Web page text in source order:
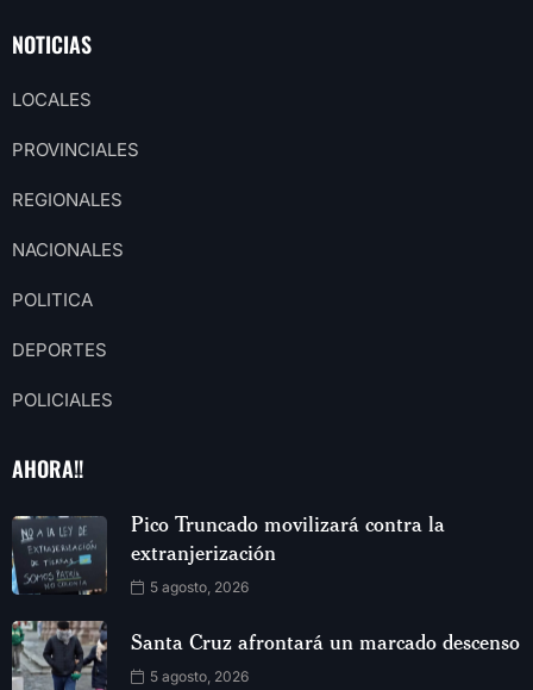
NOTICIAS
LOCALES
PROVINCIALES
REGIONALES
NACIONALES
POLITICA
DEPORTES
POLICIALES
AHORA!!
Pico Truncado movilizará contra la
extranjerización
5 agosto, 2026
Santa Cruz afrontará un marcado descenso
5 agosto, 2026